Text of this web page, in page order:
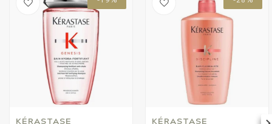
KÉRASTASE KÉRASTASE